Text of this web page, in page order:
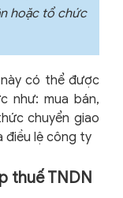
hoặc tổ chức
có thể được
như: mua bán,
chuyển giao
điều lệ công ty
thuế TNDN